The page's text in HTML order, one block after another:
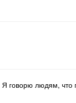
говорю людям, что